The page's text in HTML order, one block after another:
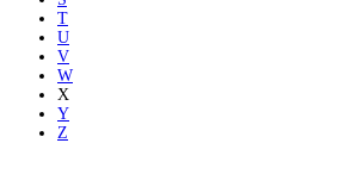
T
U
V
W
X
Y
Z